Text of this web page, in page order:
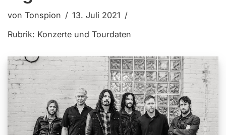
von Tonspion
13. Juli 2021
Rubrik: Konzerte und Tourdaten